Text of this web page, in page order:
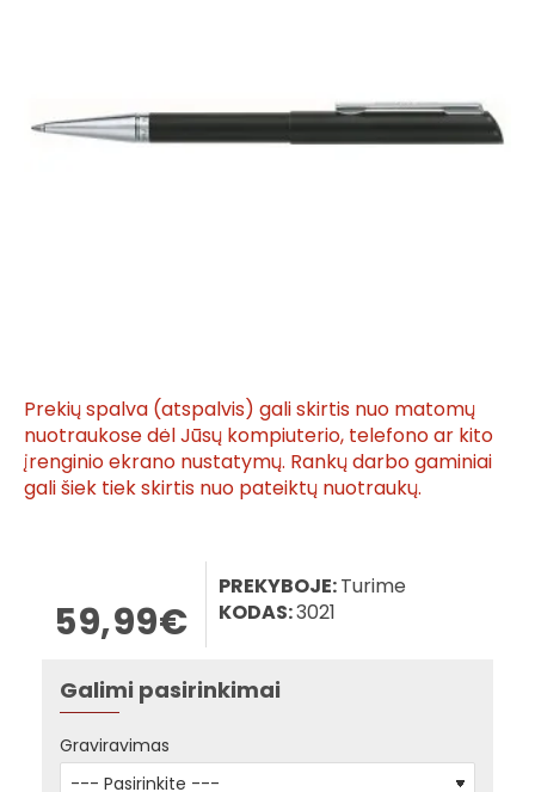
Prekių spalva (atspalvis) gali skirtis nuo matomų
nuotraukose dėl Jūsų kompiuterio, telefono ar kito
įrenginio ekrano nustatymų. Rankų darbo gaminiai
gali šiek tiek skirtis nuo pateiktų nuotraukų.
59,99€
PREKYBOJE:Turime
KODAS:3021
Galimi pasirinkimai
Graviravimas